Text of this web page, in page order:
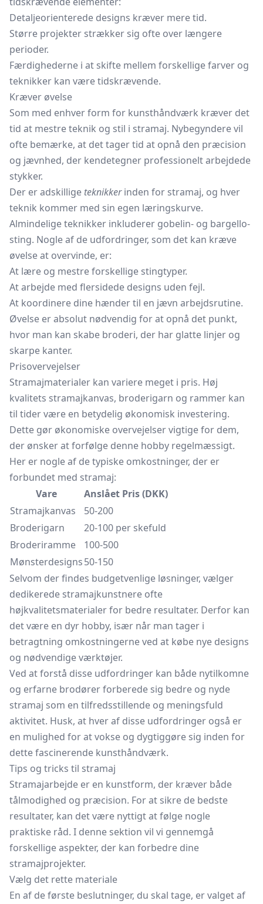
Detaljeorienterede designs kræver mere tid.
Større projekter strækker sig ofte over længere
perioder.
Færdighederne i at skifte mellem forskellige farver og
teknikker kan være tidskrævende.
Kræver øvelse
Som med enhver form for kunsthåndværk kræver det
tid at mestre teknik og stil i stramaj. Nybegyndere vil
ofte bemærke, at det tager tid at opnå den præcision
og jævnhed, der kendetegner professionelt arbejdede
stykker.
Der er adskillige teknikkerinden for stramaj, og hver
teknik kommer med sin egen læringskurve.
Almindelige teknikker inkluderer gobelin- og bargello-
sting. Nogle af de udfordringer, som det kan kræve
øvelse at overvinde, er:
At lære og mestre forskellige stingtyper.
At arbejde med flersidede designs uden fejl.
At koordinere dine hænder til en jævn arbejdsrutine.
Øvelse er absolut nødvendig for at opnå det punkt,
hvor man kan skabe broderi, der har glatte linjer og
skarpe kanter.
Prisovervejelser
Stramajmaterialer kan variere meget i pris. Høj
kvalitets stramajkanvas, broderigarn og rammer kan
til tider være en betydelig økonomisk investering.
Dette gør økonomiske overvejelser vigtige for dem,
der ønsker at forfølge denne hobby regelmæssigt.
Her er nogle af de typiske omkostninger, der er
forbundet med stramaj:
Vare
Anslået Pris (DKK)
Stramajkanvas
50-200
Broderigarn
20-100 per skefuld
Broderiramme
100-500
Mønsterdesigns50-150
Selvom der findes budgetvenlige løsninger, vælger
dedikerede stramajkunstnere ofte
højkvalitetsmaterialer for bedre resultater. Derfor kan
det være en dyr hobby, især når man tager i
betragtning omkostningerne ved at købe nye designs
og nødvendige værktøjer.
Ved at forstå disse udfordringer kan både nytilkomne
og erfarne brodører forberede sig bedre og nyde
stramaj som en tilfredsstillende og meningsfuld
aktivitet. Husk, at hver af disse udfordringer også er
en mulighed for at vokse og dygtiggøre sig inden for
dette fascinerende kunsthåndværk.
Tips og tricks til stramaj
Stramajarbejde er en kunstform, der kræver både
tålmodighed og præcision. For at sikre de bedste
resultater, kan det være nyttigt at følge nogle
praktiske råd. I denne sektion vil vi gennemgå
forskellige aspekter, der kan forbedre dine
stramajprojekter.
Vælg det rette materiale
En af de første beslutninger, du skal tage, er valget af